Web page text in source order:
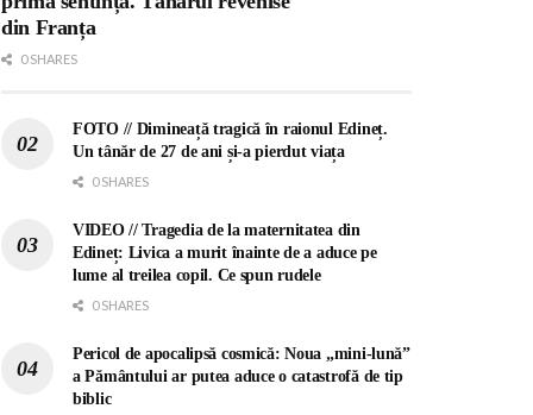
din Franța
0 SHARES
FOTO // Dimineață tragică în raionul Edineț.
Un tânăr de 27 de ani și-a pierdut viața
0 SHARES
VIDEO // Tragedia de la maternitatea din
Edineț: Livica a murit înainte de a aduce pe
lume al treilea copil. Ce spun rudele
0 SHARES
Pericol de apocalipsă cosmică: Noua „mini-lună”
a Pământului ar putea aduce o catastrofă de tip
biblic